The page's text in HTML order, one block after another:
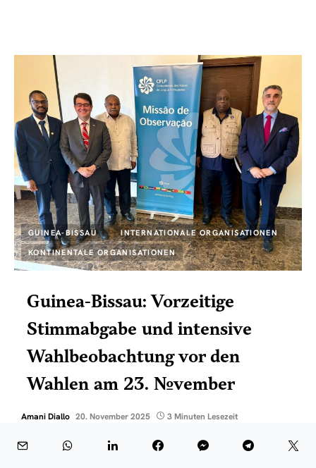
GUINEA-BISSAU
INTERNATIONALE ORGANISATIONEN
KONTINENTALE ORGANISATIONEN
Guinea-Bissau: Vorzeitige
Stimmabgabe und intensive
Wahlbeobachtung vor den
Wahlen am 23. November
Amani Diallo 20. November 2025 3 Minuten Lesezeit